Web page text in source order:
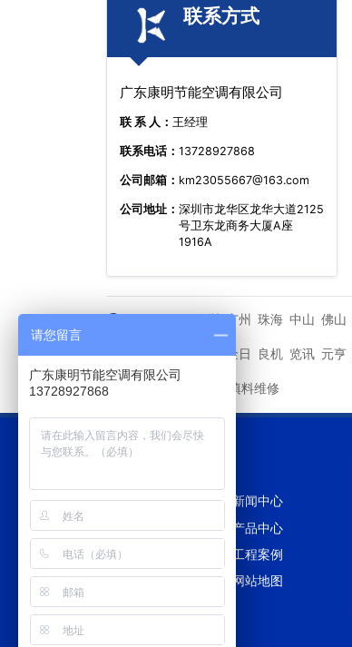
联系方式
广东康明节能空调有限公司
联 系 人： 王经理
联系电话： 13728927868
公司邮箱： km23055667@163.com
公司地址： 深圳市龙华区龙华大道2125
号卫东龙商务大厦A座
1916A
深圳 广州 珠海 中山 佛山
其他品牌 马利 金日 良机 览讯 元亨
冷却塔填料维修
网站首页
新闻中心
冷却塔百科
产品中心
冷却塔配件
工程案例
冷却塔TAGS
网站地图
请您留言
广东康明节能空调有限公司
13728927868